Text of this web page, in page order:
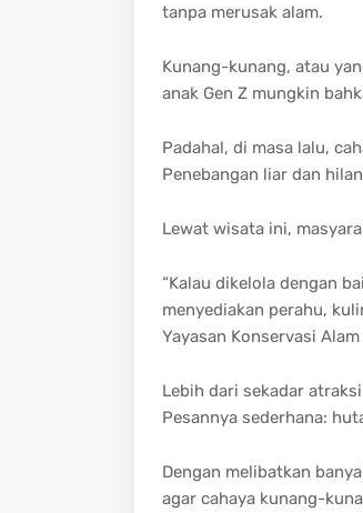
tanpa merusak alam.
Kunang-kunang, atau
anak Gen Z mungkin
Padahal, di masa lalu,
Penebangan liar dan
Lewat wisata ini,
“Kalau dikelola dengan
menyediakan perahu,
Yayasan Konservasi
Lebih dari sekadar
Pesannya sederhana:
Dengan melibatkan
agar cahaya kunang-